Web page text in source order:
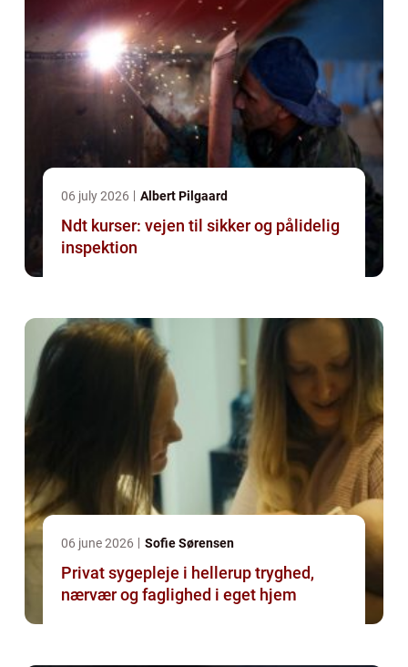
06 july 2026 Albert Pilgaard
Ndt kurser: vejen til sikker og pålidelig
inspektion
06 june 2026 Sofie Sørensen
Privat sygepleje i hellerup tryghed,
nærvær og faglighed i eget hjem